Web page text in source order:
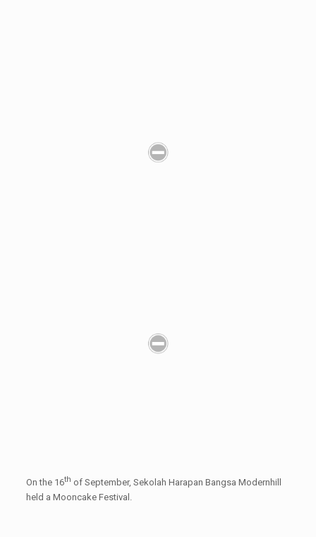
On the 16th of September, Sekolah Harapan Bangsa Modernhill
held a Mooncake Festival.